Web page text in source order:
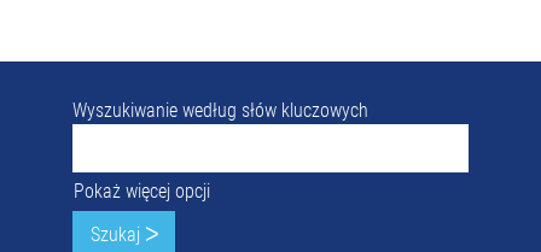
Wyszukiwanie według słów kluczowych
Pokaż więcej opcji